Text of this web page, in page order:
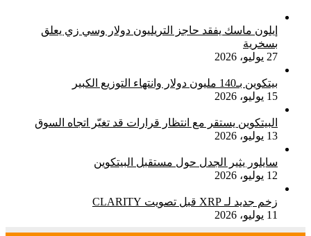
إيلون ماسك يفقد حاجز التريليون دولار وسي زي يعلق
بسخرية
27 يوليو، 2026
بيتكوين بـ140 مليون دولار وانتهاء التوزيع الكبير
15 يوليو، 2026
البيتكوين يستقر مع انتظار قرارات قد تغيّر اتجاه السوق
13 يوليو، 2026
سايلور يثير الجدل حول مستقبل البيتكوين
12 يوليو، 2026
زخم جديد لـ XRP قبل تصويت CLARITY
11 يوليو، 2026